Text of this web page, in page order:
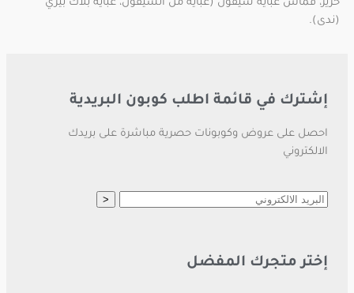
حرير، قماش عباية شيفون (عباية من الشيفون، عباية بلاك بيري
(ندى).
إشترك في قائمة اطلب كوبون البريدية
احصل على عروض وكوبونات حصرية مباشرة على بريدك
الالكتروني
إختر متجرك المفضل